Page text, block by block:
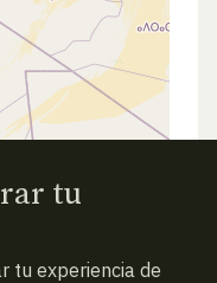
tu
tu experiencia de